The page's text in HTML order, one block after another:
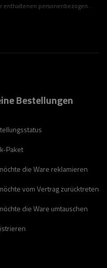
(EU) des Europäischen Parlaments und des Rates zu.
Bestellungen
Paket
die Ware reklamieren
vom Vertrag zurücktreten
die Ware umtauschen